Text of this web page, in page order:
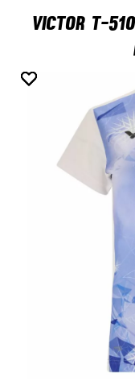
Victor T-